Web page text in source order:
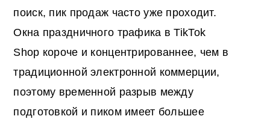
поиск, пик продаж часто уже проходит.
Окна праздничного трафика в TikTok
Shop короче и концентрированнее, чем в
традиционной электронной коммерции,
поэтому временной разрыв между
подготовкой и пиком имеет большее